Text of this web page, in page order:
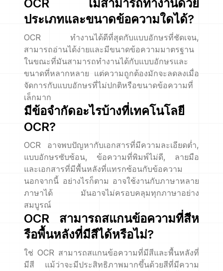
OCR ไม่สามารถทำงานด้วย
ประเภทและขนาดข้อความใดได้?
OCR ทำงานได้ดีที่สุดกับแบบอักษรที่ชัดเจน,
สามารถอ่านได้ง่ายและมีขนาดข้อความมาตรฐาน
ในขณะที่มันสามารถทำงานได้กับแบบอักษรและ
ขนาดที่หลากหลาย แต่ความถูกต้องมักจะลดลงเมื่อ
จัดการกับแบบอักษรที่ไม่ปกติหรือขนาดข้อความที่
เล็กมาก
มีข้อจำกัดอะไรบ้างที่เทคโนโลยี
OCR?
OCR อาจพบปัญหากับเอกสารที่มีความละเอียดต่ำ,
แบบอักษรซับซ้อน, ข้อความที่พิมพ์ไม่ดี, ลายมือ
และเอกสารที่มีพื้นหลังที่แทรกซ้อนกับข้อความ
นอกจากนี้ อย่างไรก็ตาม อาจใช้งานกับภาษาหลาย
ภาษาได้ มันอาจไม่ครอบคลุมทุกภาษาอย่าง
สมบูรณ์
OCR สามารถสแกนข้อความที่สีห
รือพื้นหลังที่มีสีได้หรือไม่?
ใช่ OCR สามารถสแกนข้อความที่มีสีและพื้นหลังที่
มีสี แม้ว่าจะมีประสิทธิภาพมากขึ้นด้วยสีที่มีความ